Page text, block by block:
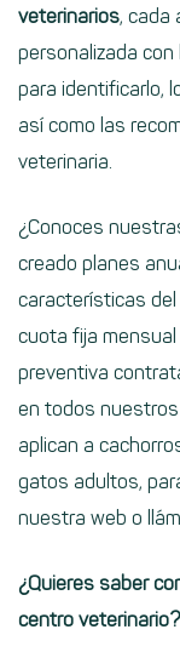
veterinarios, cada
personalizada
para identificarlo,
así como las
veterinaria.
¿Conoces
creado planes
características
cuota fija mensual
preventiva
en todos
aplican a
gatos adultos,
nuestra web o
¿Quieres saber
centro veterinario?